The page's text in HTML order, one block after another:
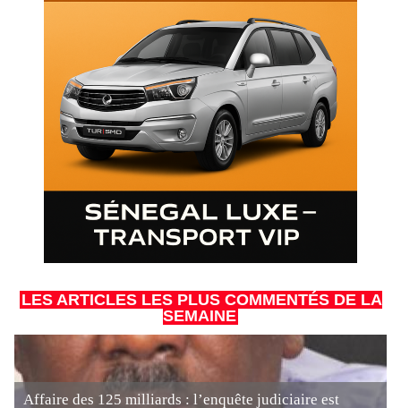
LES ARTICLES LES PLUS COMMENTÉS DE LA
SEMAINE
Affaire des 125 milliards : l’enquête judiciaire est